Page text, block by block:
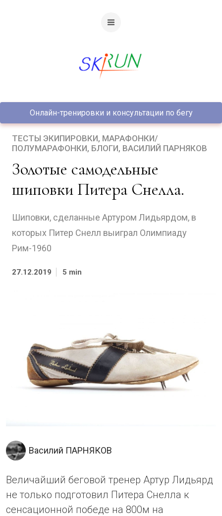
Онлайн-тренировки и консультации по бегу
ТЕСТЫ ЭКИПИРОВКИ МАРАФОНКИ/
ПОЛУМАРАФОНКИ БЛОГИ ВАСИЛИЙ ПАРНЯКОВ
Золотые самодельные
шиповки Питера Снелла.
Шиповки, сделанные Артуром Лидьярдом, в
которых Питер Снелл выиграл Олимпиаду
Рим-1960
27.12.2019 5
Василий ПАРНЯКОВ
Величайший беговой тренер Артур Лидьярд
не только подготовил Питера Снелла к
сенсационной победе на 800м на